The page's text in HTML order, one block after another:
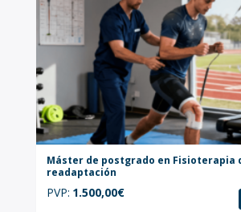
Máster de postgrado en Fisioterapia
readaptación
PVP: 1.500,00€